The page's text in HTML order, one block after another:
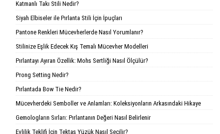
Katmanlı Takı Stili Nedir?
Siyah Elbiseler ile Pırlanta Stili İçin İpuçları
Pantone Renkleri Mücevherlerde Nasıl Yorumlanır?
Stilinize Eşlik Edecek Kış Temalı Mücevher Modelleri
Pırlantayı Ayıran Özellik: Mohs Sertliği Nasıl Ölçülür?
Prong Setting Nedir?
Pırlantada Bow Tie Nedir?
Mücevherdeki Semboller ve Anlamları: Koleksiyonların Arkasındaki Hikaye
Gemologların Sırları: Pırlantanın Değeri Nasıl Belirlenir
Evlilik Teklifi İçin Tektaş Yüzük Nasıl Seçilir?